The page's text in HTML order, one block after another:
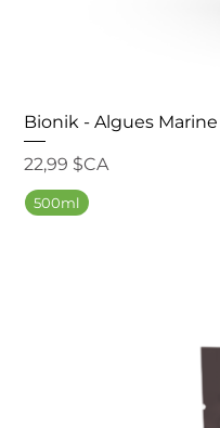
Bionik - Algues Marine
Prix
22,99 $CA
500ml